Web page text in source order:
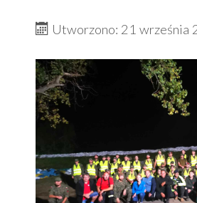
Utworzono: 21 września